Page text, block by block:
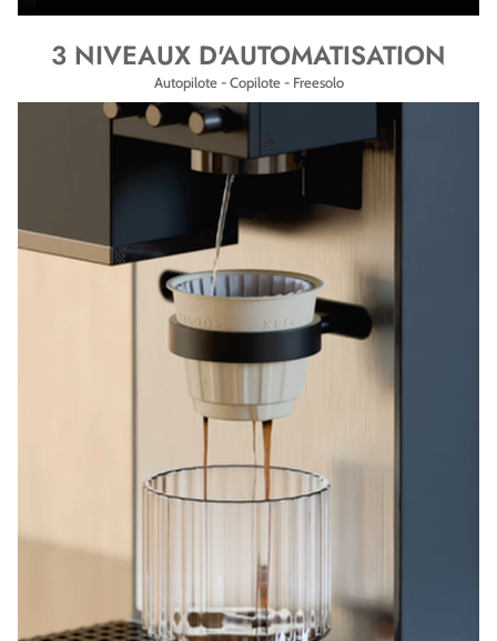
3 NIVEAUX D'AUTOMATISATION
Autopilote - Copilote - Freesolo